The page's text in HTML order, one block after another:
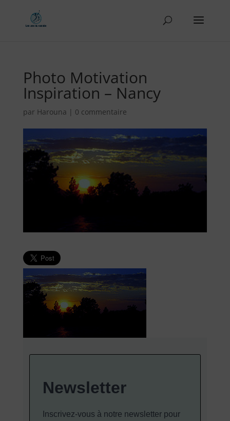
Photo Motivation
Inspiration – Nancy
par Harouna | 0 commentaire
Newsletter
Inscrivez-vous à notre newsletter pour